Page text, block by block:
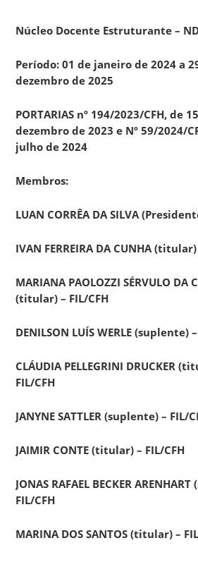
Núcleo Docente Estruturante –
Período: 01 de janeiro de 2024 a
dezembro de 2025
PORTARIAS nº 194/2023/CFH, de
dezembro de 2023 e Nº 59/2024/
julho de 2024
Membros:
LUAN CORRÊA DA SILVA
IVAN FERREIRA DA CUNHA
MARIANA PAOLOZZI SÉRVULO DA
(titular) – FIL/CFH
DENILSON LUÍS WERLE (suplente)
CLÁUDIA PELLEGRINI DRUCKER
FIL/CFH
JANYNE SATTLER (suplente) – FIL/
JAIMIR CONTE (titular) – FIL/CFH
JONAS RAFAEL BECKER
FIL/CFH
MARINA DOS SANTOS (titular) –